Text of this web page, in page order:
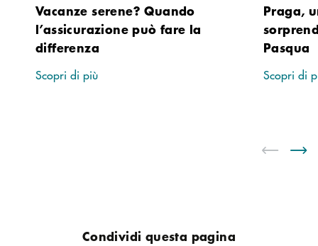
Vacanze serene? Quando
l’assicurazione può fare la
differenza
Scopri di più
Praga,
Pasqua
Scopri di
Condividi questa pagina